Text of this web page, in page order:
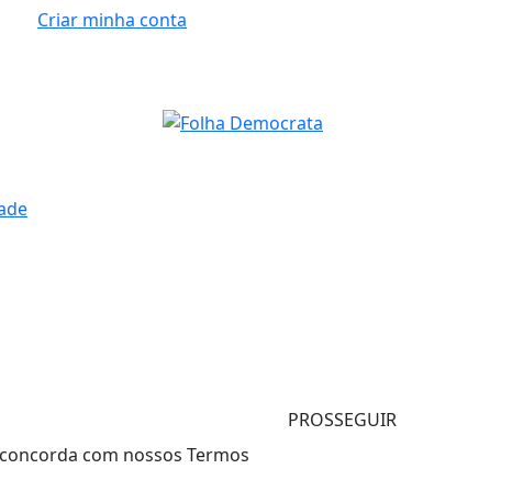
Criar minha conta
com nossos Termos
PROSSEGUIR